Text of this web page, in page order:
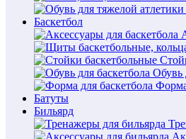
Баскетбол
Обувь
Батуты
Бильярд